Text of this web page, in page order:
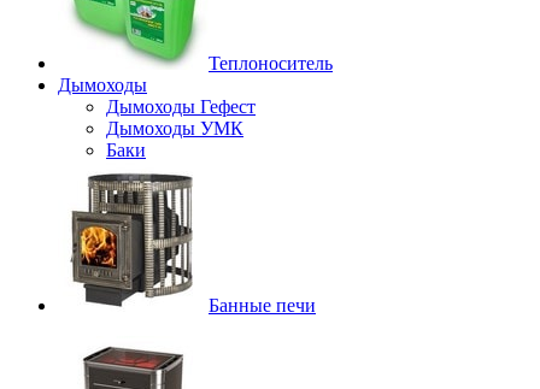
Теплоноситель
Дымоходы
Дымоходы Гефест
Дымоходы УМК
Баки
Банные печи